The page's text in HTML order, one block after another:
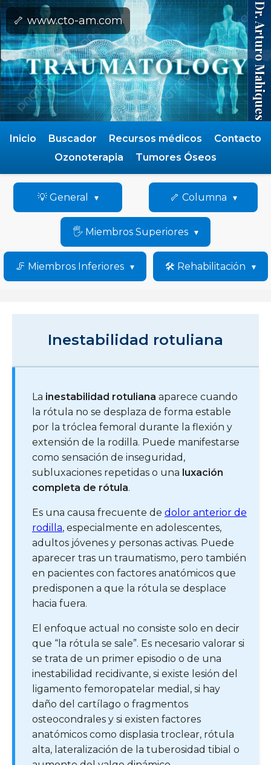
🦴 www.cto-am.com Dr. Arturo Mahiques
Inicio Buscador Recursos médicos
Contacto
Ozonoterapia
Tumores Óseos
💡 General 🦴 Columna
🖐️ Miembros Superiores
🦵 Miembros Inferiores 🛠️ Rehabilitación
Inestabilidad rotuliana
La inestabilidad rotuliana aparece cuando
la rótula no se desplaza de forma estable
por la tróclea femoral durante la flexión y
extensión de la rodilla. Puede manifestarse
como sensación de inseguridad,
subluxaciones repetidas o una luxación
completa de rótula.
Es una causa frecuente de dolor anterior de
rodilla, especialmente en adolescentes,
adultos jóvenes y personas activas. Puede
aparecer tras un traumatismo, pero también
en pacientes con factores anatómicos que
predisponen a que la rótula se desplace
hacia fuera.
El enfoque actual no consiste solo en decir
que “la rótula se sale”. Es necesario valorar si
se trata de un primer episodio o de una
inestabilidad recidivante, si existe lesión del
ligamento femoropatelar medial, si hay
daño del cartílago o fragmentos
osteocondrales y si existen factores
anatómicos como displasia troclear, rótula
alta, lateralización de la tuberosidad tibial o